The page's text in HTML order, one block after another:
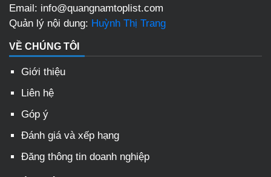
Email: info@quangnamtoplist.com
Quản lý nội dung: Huỳnh Thị Trang
VỀ CHÚNG TÔI
Giới thiệu
Liên hệ
Góp ý
Đánh giá và xếp hạng
Đăng thông tin doanh nghiệp